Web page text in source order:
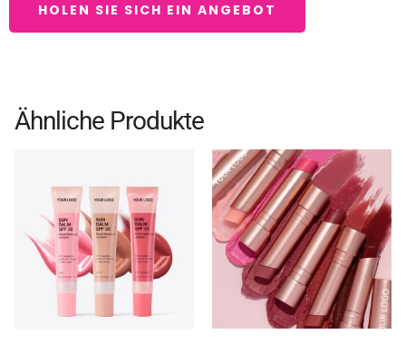
HOLEN SIE SICH EIN ANGEBOT
Ähnliche Produkte